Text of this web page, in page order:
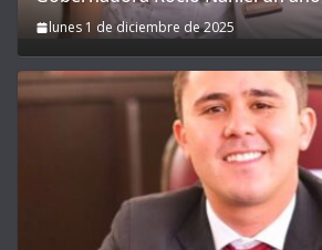
lunes 1 de diciembre de 2025